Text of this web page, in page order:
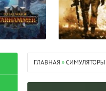
ГЛАВНАЯ»СИМУЛЯТОРЫ